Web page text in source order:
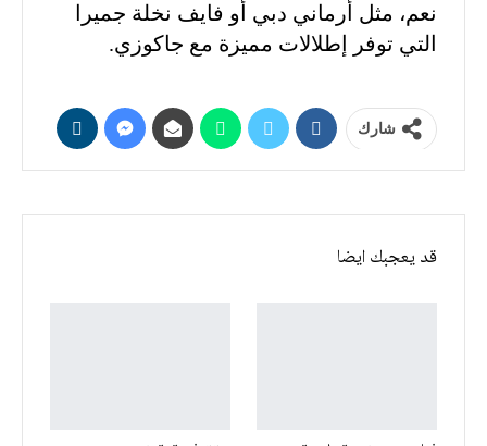
نعم، مثل أرماني دبي أو فايف نخلة جميرا
التي توفر إطلالات مميزة مع جاكوزي.
شارك
قد يعجبك ايضا